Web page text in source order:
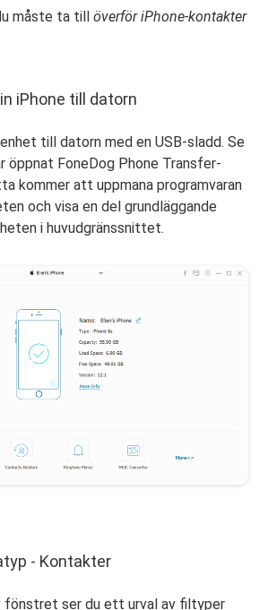
måste ta tillöverför iPhone-kontakter
iPhone till datorn
till datorn med en USB-sladd. Se
öppnat FoneDog Phone Transfer-
kommer att uppmana programvaran
och visa en del grundläggande
i huvudgränssnittet.
- Kontakter
fönstret ser du ett urval av filtyper